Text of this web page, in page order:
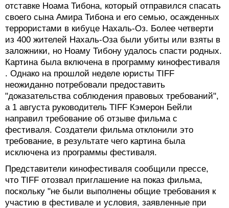
отставке Ноама Тибона, который отправился спасать
своего сына Амира Тибона и его семью, осажденных
террористами в кибуце Нахаль-Оз. Более четверти
из 400 жителей Нахаль-Оза были убиты или взяты в
заложники, но Ноаму Тибону удалось спасти родных.
Картина была включена в программу кинофестиваля
. Однако на прошлой неделе юристы TIFF
неожиданно потребовали предоставить
"доказательства соблюдения правовых требований",
а 1 августа руководитель TIFF Кэмерон Бейли
направил требование об отзыве фильма с
фестиваля. Создатели фильма отклонили это
требование, в результате чего картина была
исключена из программы фестиваля.
Представители кинофестиваля сообщили прессе,
что TIFF отозвал приглашение на показ фильма,
поскольку "не были выполнены общие требования к
участию в фестивале и условия, заявленные при